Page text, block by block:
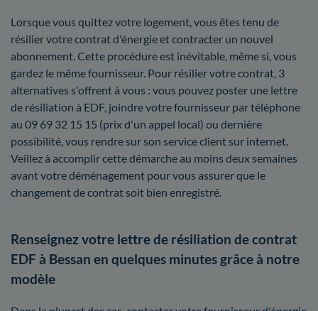
Lorsque vous quittez votre logement, vous êtes tenu de
résilier votre contrat d'énergie et contracter un nouvel
abonnement. Cette procédure est inévitable, même si, vous
gardez le même fournisseur. Pour résilier votre contrat, 3
alternatives s'offrent à vous : vous pouvez poster une lettre
de résiliation à EDF, joindre votre fournisseur par téléphone
au 09 69 32 15 15 (prix d'un appel local) ou dernière
possibilité, vous rendre sur son service client sur internet.
Veillez à accomplir cette démarche au moins deux semaines
avant votre déménagement pour vous assurer que le
changement de contrat soit bien enregistré.
Renseignez votre lettre de résiliation de contrat
EDF à Bessan en quelques minutes grâce à notre
modèle